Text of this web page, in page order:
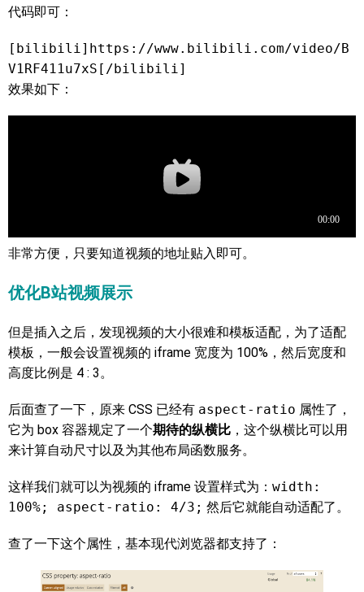
代码即可：
[bilibili]https://www.bilibili.com/video/B
V1RF411u7xS[/bilibili]
效果如下：
非常方便，只要知道视频的地址贴入即可。
优化B站视频展示
但是插入之后，发现视频的大小很难和模板适配，为了适配
模板，一般会设置视频的 iframe 宽度为 100%，然后宽度和
高度比例是 4 : 3。
后面查了一下，原来 CSS 已经有 aspect-ratio 属性了，
它为 box 容器规定了一个期待的纵横比 ，这个纵横比可以用
来计算自动尺寸以及为其他布局函数服务。
这样我们就可以为视频的 iframe 设置样式为： width:
100%; aspect-ratio: 4/3; 然后它就能自动适配了。
查了一下这个属性，基本现代浏览器都支持了：